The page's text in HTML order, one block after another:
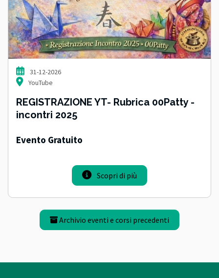
31-12-2026
YouTube
REGISTRAZIONE YT- Rubrica 00Patty -
incontri 2025
Evento Gratuito
Scopri di più
Archivio eventi e corsi precedenti